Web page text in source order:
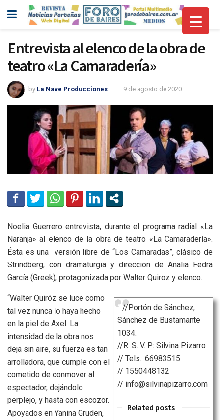
Entrevista al elenco de la obra de
teatro «La Camaradería»
by La Nave Producciones 9 de agosto de 2020
Noelia Guerrero entrevista, durante el programa radial «La
Naranja» al elenco de la obra de teatro «La Camaradería».
Ésta es una versión libre de “Los Camaradas”, clásico de
Strindberg, con dramaturgia y dirección de Analía Fedra
García (Greek), protagonizada por Walter Quiroz y elenco.
//Portón de Sánchez,
Sánchez de Bustamante
1034.
//R. S. V. P: Silvina Pizarro
// Tels.: 66983515
// 1550448132
// info@silvinapizarro.com
Related posts
“Walter Quiróz se luce como
tal vez nunca lo haya hecho
en la piel de Axel. La
intensidad de la obra nos
deja sin aire, su fuerza es tan
arrolladora, que cumple con el
cometido de conmover al
espectador, dejándolo
perplejo, y hasta con escozor.
Apoyados en Yanina Gruden,